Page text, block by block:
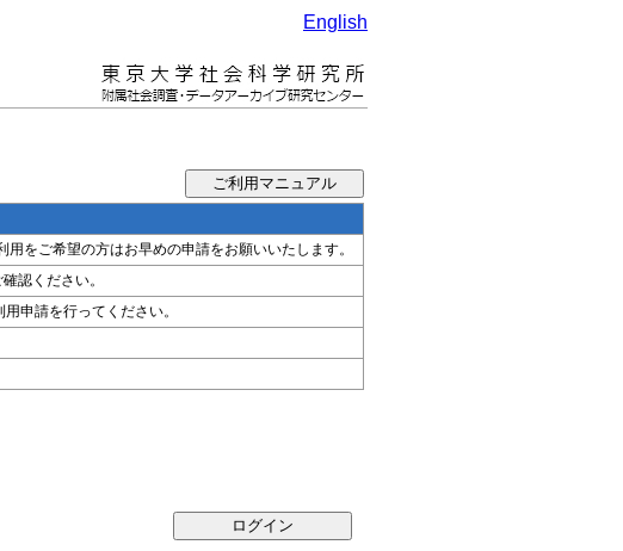
English
をご希望の方はお早めの申請をお願いいたします。
認ください。
申請を行ってください。